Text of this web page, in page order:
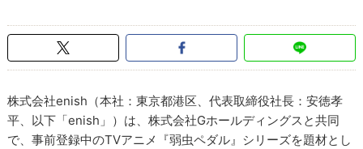
株式会社enish（本社：東京都港区、代表取締役社長：安徳孝
平、以下「enish」）は、株式会社Gホールディングスと共同
で、事前登録中のTVアニメ『弱虫ペダル』シリーズを題材とし